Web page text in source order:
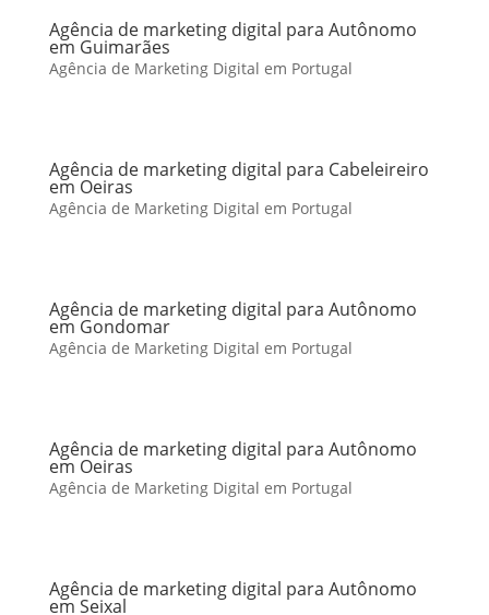
Agência de marketing digital para Autônomo
em Guimarães
Agência de Marketing Digital em Portugal
Agência de marketing digital para Cabeleireiro
em Oeiras
Agência de Marketing Digital em Portugal
Agência de marketing digital para Autônomo
em Gondomar
Agência de Marketing Digital em Portugal
Agência de marketing digital para Autônomo
em Oeiras
Agência de Marketing Digital em Portugal
Agência de marketing digital para Autônomo
em Seixal